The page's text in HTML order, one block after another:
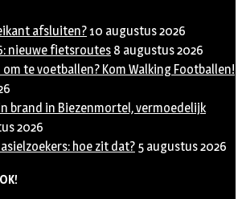
afsluiten?10 augustus 2026
nieuwe fietsroutes 8 augustus 2026
te voetballen? Kom Walking Footballen!
brand in Biezenmortel, vermoedelijk
2026
hoe zit dat? 5 augustus 2026